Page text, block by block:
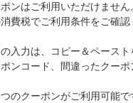
ンはご利用いただけません
費税でご利用条件をご確
入力は、コピー＆ペース
ンコード、間違ったクー
のクーポンがご利用可能